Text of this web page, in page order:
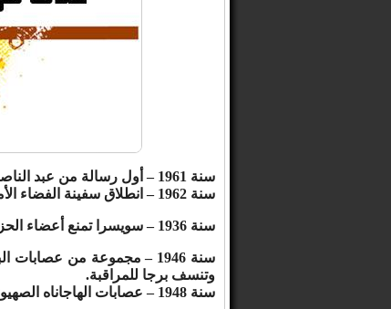
سنة 1961 – أول رسالة من عبد الناصر إلى الرئيس الأمريكي جون كيندي.
سنة 1962 – انطلاق سفينة الفضاء الأمريكية الصداقة – السابعة.
سنة 1936 – سويسرا تمنع أعضاء الحزب النازي من دخول أراضيها.
سنة 1946 – مجموعة من
وتنسف برجا للمراقبة.
سنة 1948 – عصابات الهاجاناه الصهيونية الإرهابية تقصف الأحياء العربية في حيفا بقذائف المورتر.